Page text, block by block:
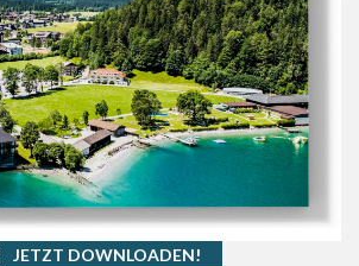
JETZT DOWNLOADEN!